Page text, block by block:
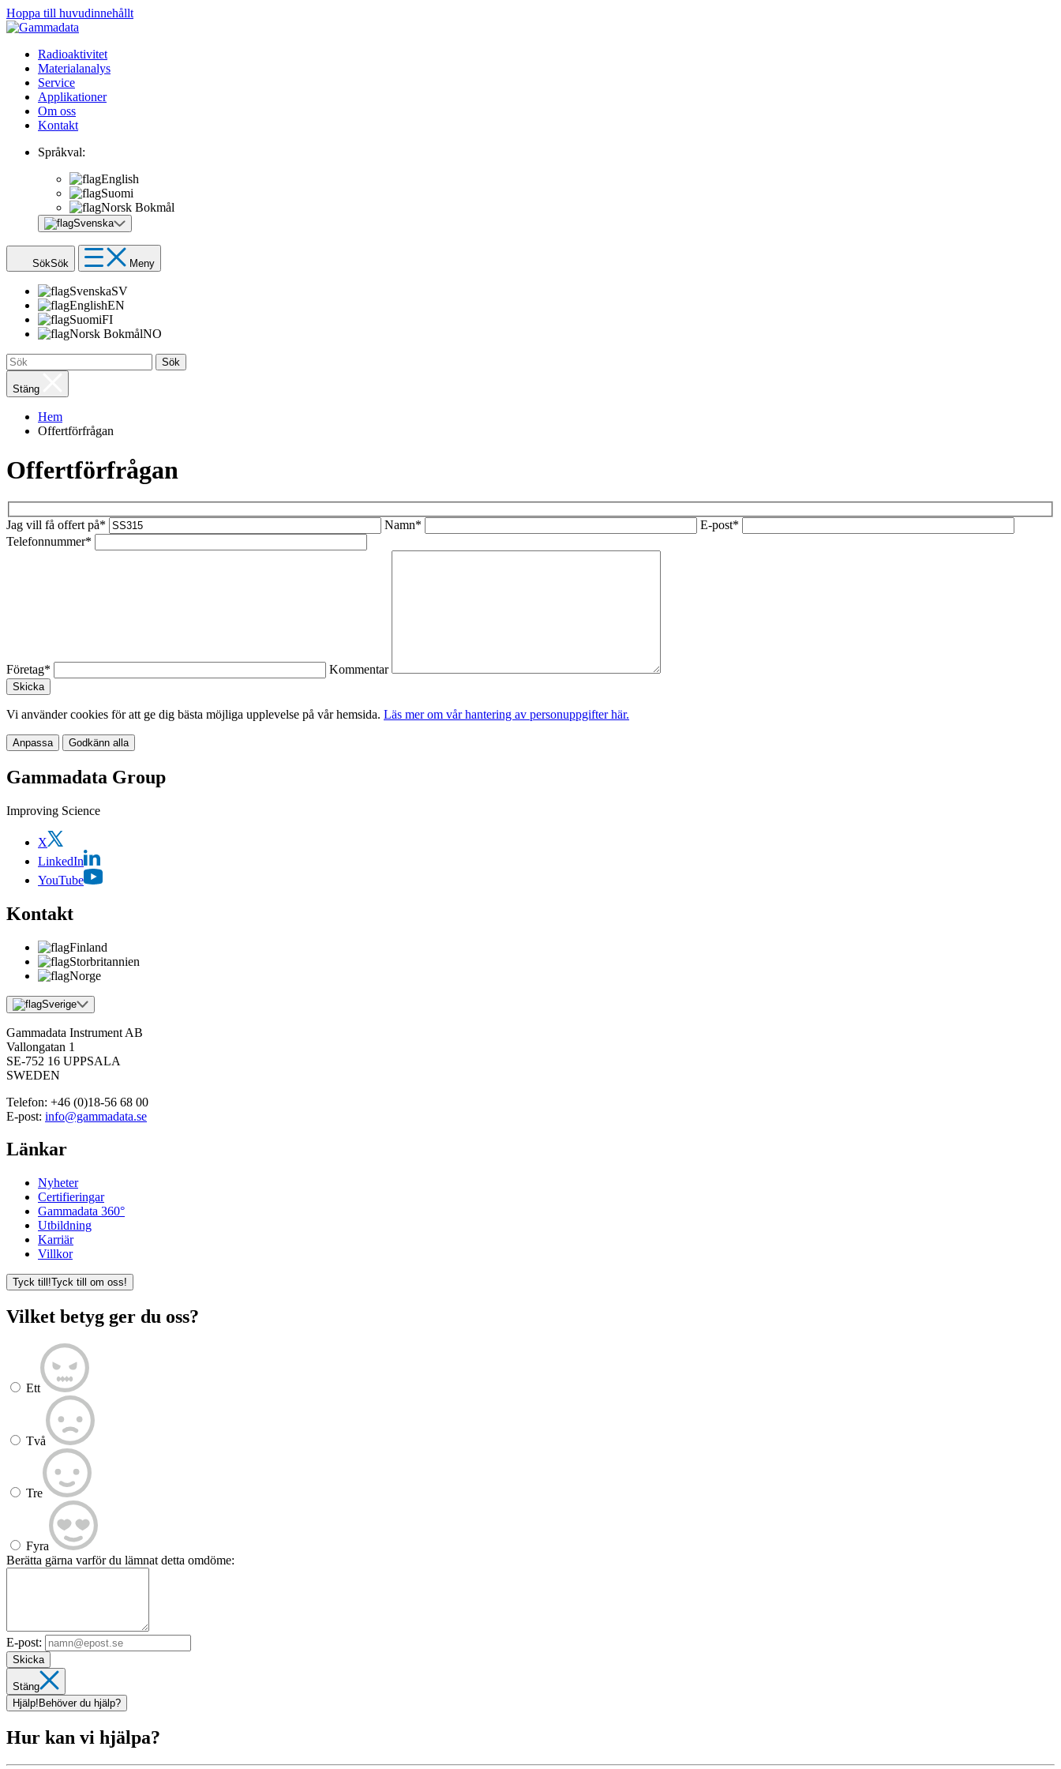
Hoppa till huvudinnehållt
Radioaktivitet
Materialanalys
Service
Applikationer
Om oss
Kontakt
Språkval:
English
Suomi
Norsk Bokmål
Svenska
SökSök Meny
SvenskaSV
EnglishEN
SuomiFI
Norsk BokmålNO
Sök
Stäng
Hem
Offertförfrågan
Offertförfrågan
Jag vill få offert på* Namn*
E-post*
Telefonnummer*
Företag* Kommentar
Vi använder cookies för att ge dig bästa möjliga upplevelse på vår hemsida. Läs mer om vår hantering av personuppgifter här.
Anpassa Godkänn alla
Gammadata Group
Improving Science
X
LinkedIn
YouTube
Kontakt
Finland
Storbritannien
Norge
Sverige
Gammadata Instrument AB
Vallongatan 1
SE-752 16 UPPSALA
SWEDEN
Telefon: +46 (0)18-56 68 00
E-post: info@gammadata.se
Länkar
Nyheter
Certifieringar
Gammadata 360°
Utbildning
Karriär
Villkor
Tyck till!Tyck till om oss!
Vilket betyg ger du oss?
Ett
Två
Tre
Fyra
Berätta gärna varför du lämnat detta omdöme:
E-post:
Skicka
Stäng
Hjälp! Behöver du hjälp?
Hur kan vi hjälpa?